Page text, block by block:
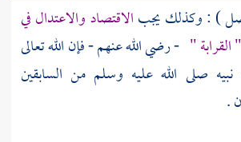
) : وكذلك يجبالاقتصاد والاعتدال في
" - رضي الله عنهم - فإن الله تعالى
صلى الله عليه وسلم من السابقين
.